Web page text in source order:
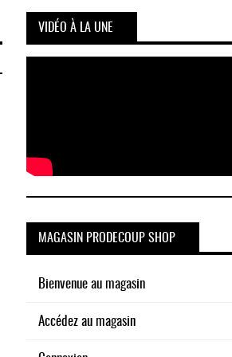
VIDÉO À LA UNE
MAGASIN PRODECOUP SHOP
Bienvenue au magasin
Accédez au magasin